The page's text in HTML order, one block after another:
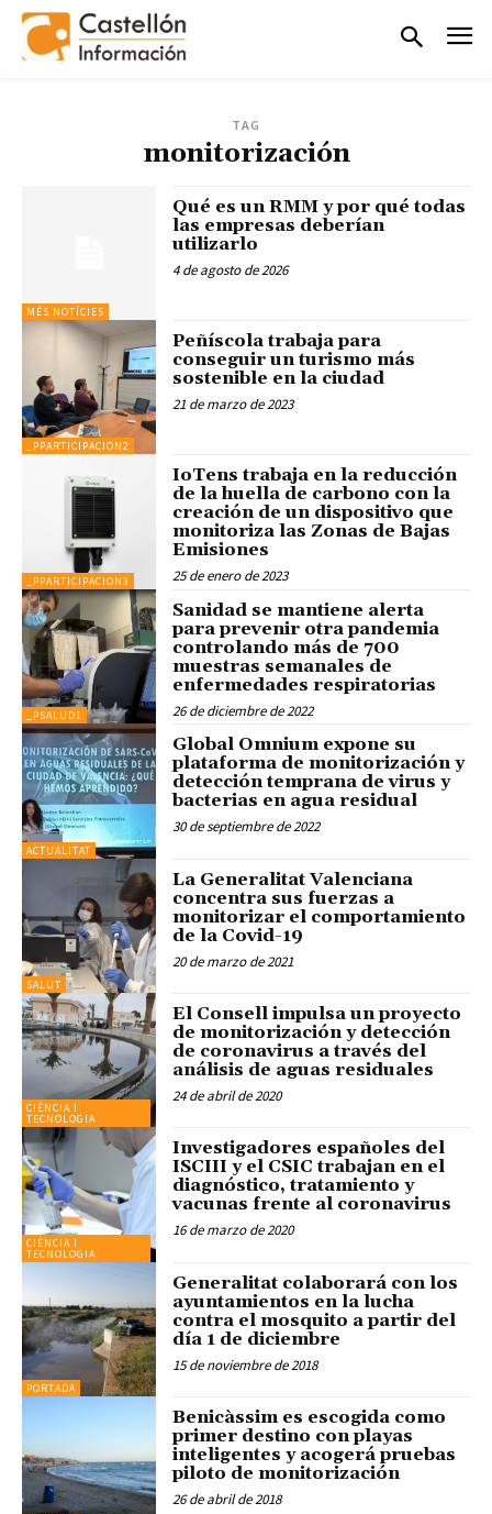
TAG
monitorización
MÉS NOTÍCIES
Qué es un RMM y por qué todas
las empresas deberían
utilizarlo
4 de agosto de 2026
_PPARTICIPACION2
Peñíscola trabaja para
conseguir un turismo más
sostenible en la ciudad
21 de marzo de 2023
_PPARTICIPACION3
IoTens trabaja en la reducción
de la huella de carbono con la
creación de un dispositivo que
monitoriza las Zonas de Bajas
Emisiones
25 de enero de 2023
_PSALUD1
Sanidad se mantiene alerta
para prevenir otra pandemia
controlando más de 700
muestras semanales de
enfermedades respiratorias
26 de diciembre de 2022
ACTUALITAT
Global Omnium expone su
plataforma de monitorización y
detección temprana de virus y
bacterias en agua residual
30 de septiembre de 2022
SALUT
La Generalitat Valenciana
concentra sus fuerzas a
monitorizar el comportamiento
de la Covid-19
20 de marzo de 2021
CIÈNCIA I
TECNOLOGIA
El Consell impulsa un proyecto
de monitorización y detección
de coronavirus a través del
análisis de aguas residuales
24 de abril de 2020
CIÈNCIA I
TECNOLOGIA
Investigadores españoles del
ISCIII y el CSIC trabajan en el
diagnóstico, tratamiento y
vacunas frente al coronavirus
16 de marzo de 2020
PORTADA
Generalitat colaborará con los
ayuntamientos en la lucha
contra el mosquito a partir del
día 1 de diciembre
15 de noviembre de 2018
Benicàssim es escogida como
primer destino con playas
inteligentes y acogerá pruebas
piloto de monitorización
26 de abril de 2018